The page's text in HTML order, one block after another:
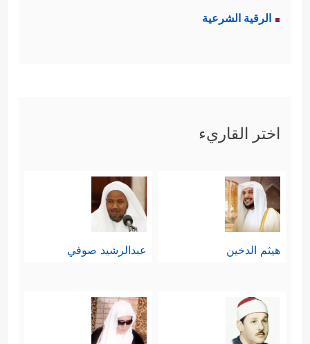
الرقية الشرعية
اختر القاريء
هيثم الدخين عبدالرشيد صوفي